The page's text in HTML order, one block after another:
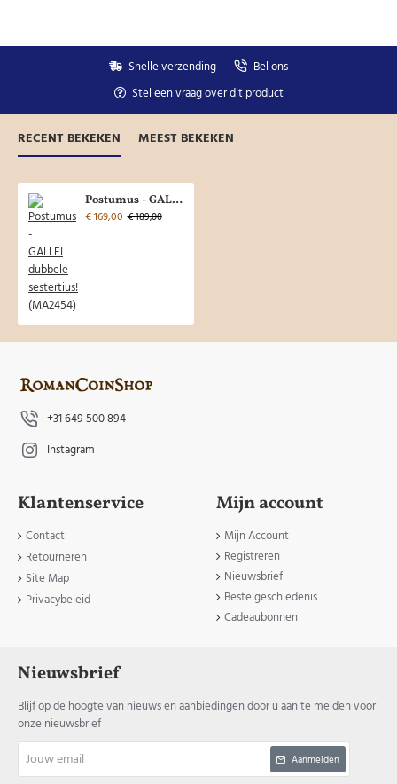
Snelle verzending
Bel ons
Stel een vraag over dit product
RECENT BEKEKEN MEEST BEKEKEN
Postumus - GALLEI dubbele sestertius! (MA2454)
€ 169,00 € 189,00
+31 649 500 894
Instagram
Klantenservice
Contact
Retourneren
Site Map
Privacybeleid
Mijn account
Mijn Account
Registreren
Nieuwsbrief
Bestelgeschiedenis
Cadeaubonnen
Nieuwsbrief
Blijf op de hoogte van nieuws en aanbiedingen door u aan te melden voor
onze nieuwsbrief
email
Aanmelden